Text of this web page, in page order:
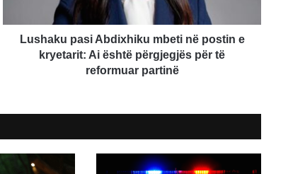
Ai
është
përgjegjës
partinë
Lushaku pasi Abdixhiku mbeti në postin e
kryetarit: Ai është përgjegjës për të
reformuar partinë